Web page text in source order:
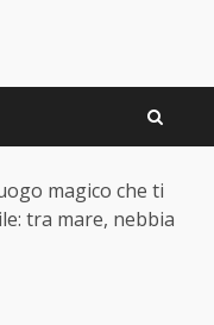
magico che ti
tra mare, nebbia